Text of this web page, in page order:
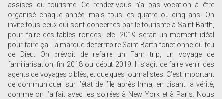
assises du tourisme. Ce rendez-vous n’a pas vocation à être
organisé chaque année, mais tous les quatre ou cinq ans. On
invite tous ceux qui sont concernés par le tourisme à Saint-Barth,
pour faire des tables rondes, etc. 2019 serait un moment idéal
pour faire ça. La marque de territoire Saint-Barth fonctionne du feu
de Dieu. On prévoit de refaire un Fam trip, un voyage de
familiarisation, fin 2018 ou début 2019. Il s’agit de faire venir des
agents de voyages ciblés, et quelques journalistes. C’est important
de communiquer sur l’état de l’île après Irma, en disant la vérité,
comme on l’a fait avec les soirées à New York et à Paris. Nous